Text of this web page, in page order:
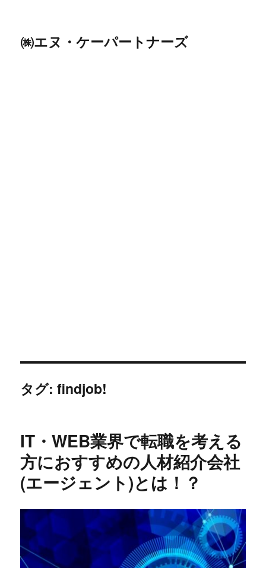
㈱エヌ・ケーパートナーズ
タグ: findjob!
IT・WEB業界で転職を考える
方におすすめの人材紹介会社
(エージェント)とは！？